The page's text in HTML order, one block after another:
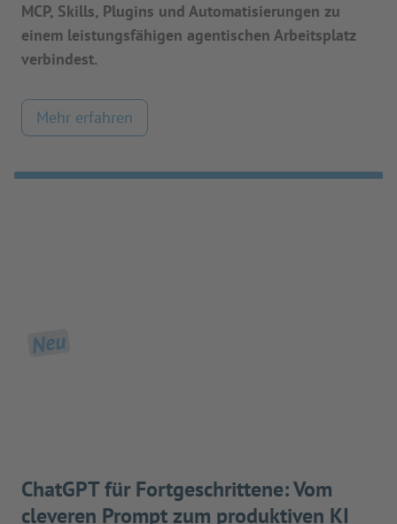
MCP, Skills, Plugins und Automatisierungen zu
einem leistungsfähigen agentischen Arbeitsplatz
verbindest.
Mehr erfahren
Neu
ChatGPT für Fortgeschrittene: Vom
cleveren Prompt zum produktiven KI